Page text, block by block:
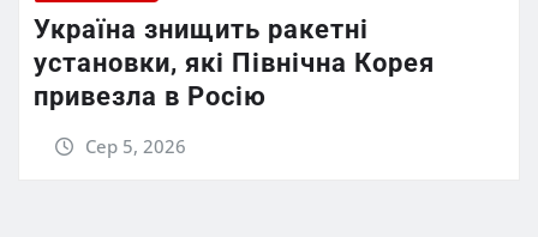
Україна знищить ракетні
установки, які Північна Корея
привезла в Росію
Сер 5, 2026